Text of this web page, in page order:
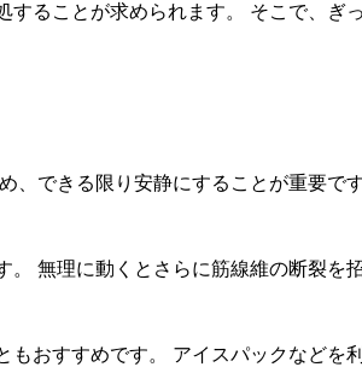
ることが求められます。 そこで、ぎ
できる限り安静にすることが重要で
無理に動くとさらに筋線維の断裂を
おすすめです。 アイスパックなどを